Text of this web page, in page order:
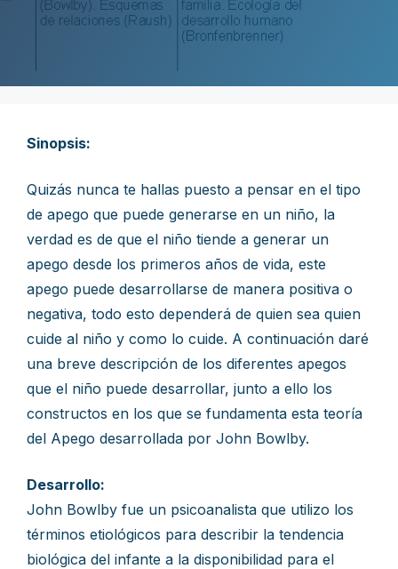
Sinopsis:
Quizás nunca te hallas puesto a pensar en el tipo
de apego que puede generarse en un niño, la
verdad es de que el niño tiende a generar un
apego desde los primeros años de vida, este
apego puede desarrollarse de manera positiva o
negativa, todo esto dependerá de quien sea quien
cuide al niño y como lo cuide. A continuación daré
una breve descripción de los diferentes apegos
que el niño puede desarrollar, junto a ello los
constructos en los que se fundamenta esta teoría
del Apego desarrollada por John Bowlby.
Desarrollo:
John Bowlby fue un psicoanalista que utilizo los
términos etiológicos para describir la tendencia
biológica del infante a la disponibilidad para el